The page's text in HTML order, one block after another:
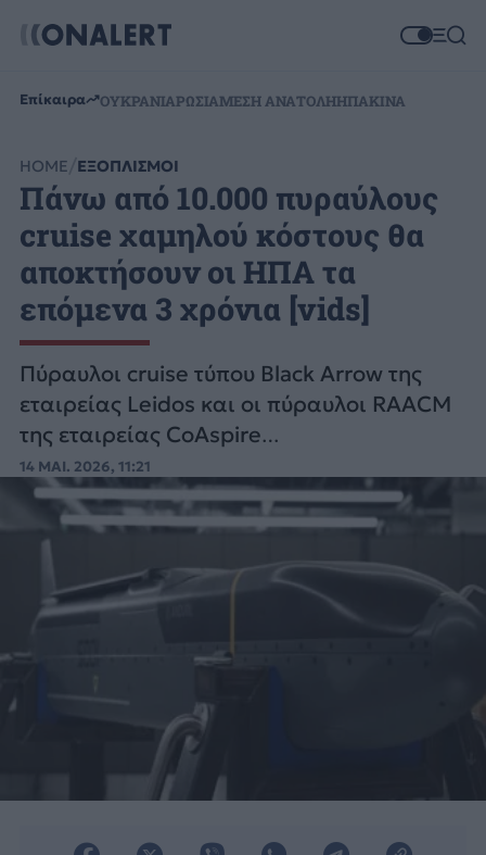
Επίκαιρα ΟΥΚΡΑΝΙΑΡΩΣΙΑΜΕΣΗ ΑΝΑΤΟΛΗΗΠΑΚΙΝΑ
HOME ΕΞΟΠΛΙΣΜΟΙ
Πάνω από 10.000 πυραύλους
cruise χαμηλού κόστους θα
αποκτήσουν οι ΗΠΑ τα
επόμενα 3 χρόνια [vids]
Πύραυλοι cruise τύπου Black Arrow της
εταιρείας Leidos και οι πύραυλοι RAACM
της εταιρείας CoAspire
συμπεριλαμβάνονται στο «πακέτο»
πυρομαχικών.
14 ΜΑΙ. 2026, 11:21